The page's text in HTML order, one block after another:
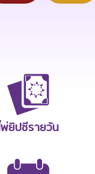
ไพ่ยิปซีรายวัน